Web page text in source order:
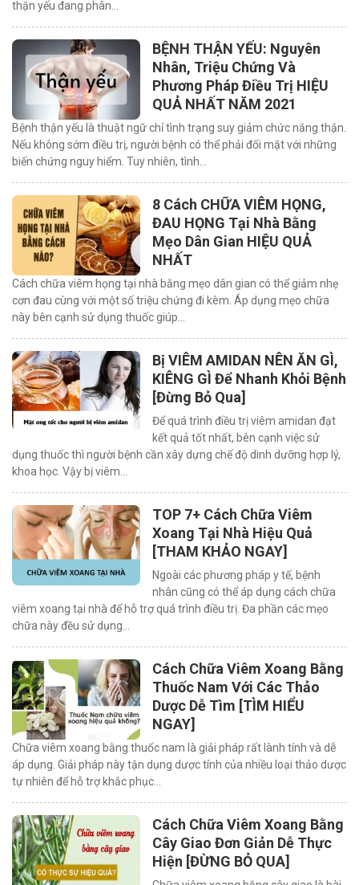
thận yếu đang phân…
BỆNH THẬN YẾU: Nguyên
Nhân, Triệu Chứng Và
Phương Pháp Điều Trị HIỆU
QUẢ NHẤT NĂM 2021
Bệnh thận yếu là thuật ngữ chỉ tình trạng suy giảm chức năng thận.
Nếu không sớm điều trị, người bệnh có thể phải đối mặt với những
biến chứng nguy hiểm. Tuy nhiên, tình…
8 Cách CHỮA VIÊM HỌNG,
ĐAU HỌNG Tại Nhà Bằng
Mẹo Dân Gian HIỆU QUẢ
NHẤT
Cách chữa viêm họng tại nhà bằng mẹo dân gian có thể giảm nhẹ
cơn đau cùng với một số triệu chứng đi kèm. Áp dụng mẹo chữa
này bên cạnh sử dụng thuốc giúp…
Bị VIÊM AMIDAN NÊN ĂN GÌ,
KIÊNG GÌ Để Nhanh Khỏi Bệnh
[Đừng Bỏ Qua]
Để quá trình điều trị viêm amidan đạt
kết quả tốt nhất, bên cạnh việc sử
dụng thuốc thì người bệnh cần xây dựng chế độ dinh dưỡng hợp lý,
khoa học. Vậy bị viêm…
TOP 7+ Cách Chữa Viêm
Xoang Tại Nhà Hiệu Quả
[THAM KHẢO NGAY]
Ngoài các phương pháp y tế, bệnh
nhân cũng có thể áp dụng cách chữa
viêm xoang tại nhà để hỗ trợ quá trình điều trị. Đa phần các mẹo
chữa này đều sử dụng…
Cách Chữa Viêm Xoang Bằng
Thuốc Nam Với Các Thảo
Dược Dễ Tìm [TÌM HIỂU
NGAY]
Chữa viêm xoang bằng thuốc nam là giải pháp rất lành tính và dễ
áp dụng. Giải pháp này tận dụng dược tính của nhiều loại thảo dược
tự nhiên để hỗ trợ khắc phục…
Cách Chữa Viêm Xoang Bằng
Cây Giao Đơn Giản Dễ Thực
Hiện [ĐỪNG BỎ QUA]